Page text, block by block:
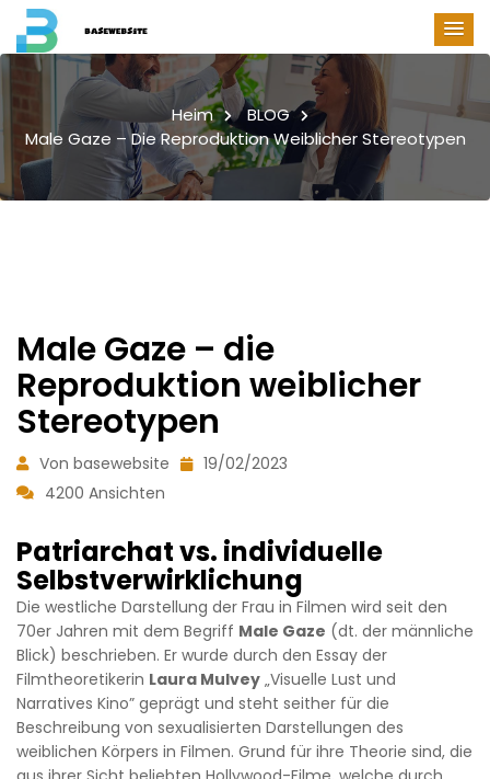
Heim
BLOG
Male Gaze – Die Reproduktion Weiblicher Stereotypen
Male Gaze – die
Reproduktion weiblicher
Stereotypen
Von basewebsite
19/02/2023
4200 Ansichten
Patriarchat vs. individuelle
Selbstverwirklichung
Die westliche Darstellung der Frau in Filmen wird seit den
70er Jahren mit dem Begriff Male Gaze (dt. der männliche
Blick) beschrieben. Er wurde durch den Essay der
Filmtheoretikerin Laura Mulvey „Visuelle Lust und
Narratives Kino” geprägt und steht seither für die
Beschreibung von sexualisierten Darstellungen des
weiblichen Körpers in Filmen. Grund für ihre Theorie sind, die